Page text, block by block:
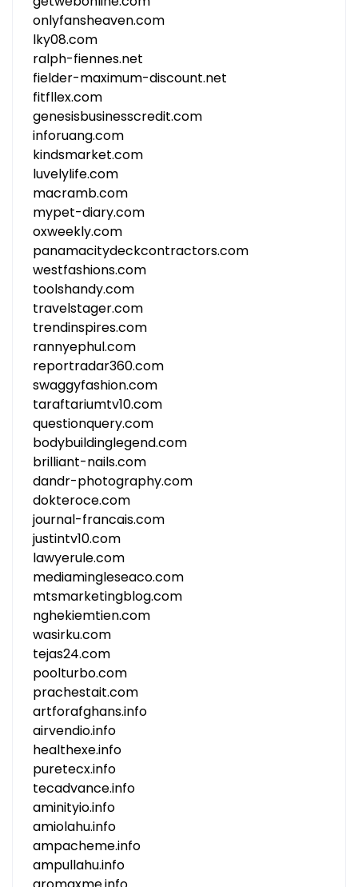
onlyfansheaven.com
lky08.com
ralph-fiennes.net
fielder-maximum-discount.net
fitfllex.com
genesisbusinesscredit.com
inforuang.com
kindsmarket.com
luvelylife.com
macramb.com
mypet-diary.com
oxweekly.com
panamacitydeckcontractors.com
westfashions.com
toolshandy.com
travelstager.com
trendinspires.com
rannyephul.com
reportradar360.com
swaggyfashion.com
taraftariumtv10.com
questionquery.com
bodybuildinglegend.com
brilliant-nails.com
dandr-photography.com
dokteroce.com
journal-francais.com
justintv10.com
lawyerule.com
mediamingleseaco.com
mtsmarketingblog.com
nghekiemtien.com
wasirku.com
tejas24.com
poolturbo.com
prachestait.com
artforafghans.info
airvendio.info
healthexe.info
puretecx.info
tecadvance.info
aminityio.info
amiolahu.info
ampacheme.info
ampullahu.info